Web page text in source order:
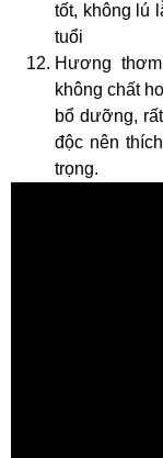
tốt, không lú
tuổi
Hương
không chất
bổ dưỡng,
độc nên
trọng.